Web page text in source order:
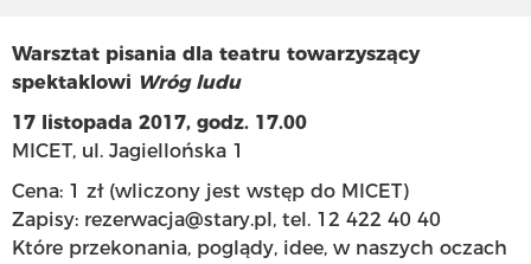
Warsztat pisania dla teatru towarzyszący
spektaklowi Wróg ludu
17 listopada 2017, godz. 17.00
MICET, ul. Jagiellońska 1
Cena: 1 zł (wliczony jest wstęp do MICET)
Zapisy: rezerwacja@stary.pl, tel. 12 422 40 40
Które przekonania, poglądy, idee, w naszych oczach